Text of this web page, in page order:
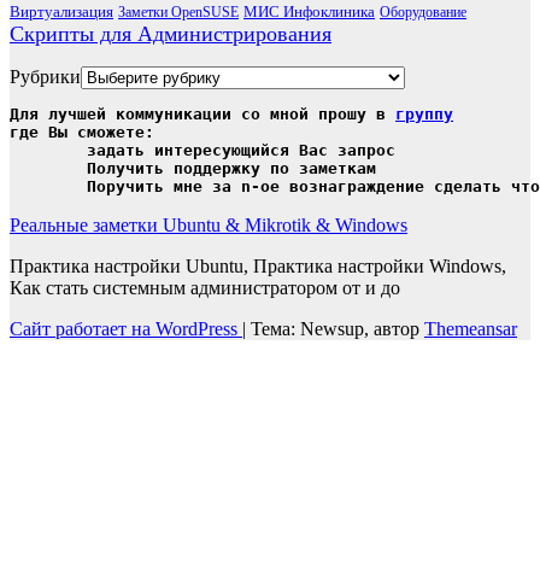
Виртуализация Заметки OpenSUSE МИС Инфоклиника Оборудование
Скрипты для Администрирования
Рубрики
Для лучшей коммуникации со мной прошу в группу
где Вы сможете:
Поручить мне за n-ое вознаграждение сделать
Реальные заметки Ubuntu & Mikrotik & Windows
Практика настройки Ubuntu, Практика настройки Windows,
Как стать системным администратором от и до
Сайт работает на WordPress | Тема: Newsup, автор Themeansar